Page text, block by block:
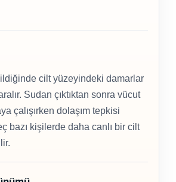
cilt yüzeyindeki damarlar
Sudan çıktıktan sonra vücut
çalışırken dolaşım tepkisi
bazı kişilerde daha canlı bir cilt